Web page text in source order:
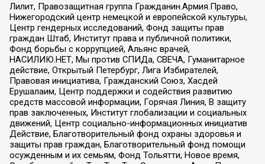
Лилит, Правозащитная группа Гражданин.Армия.Право,
Нижегородский центр немецкой и европейской культуры,
Центр гендерных исследований, Фонд защиты прав
граждан Штаб, Институт права и публичной политики,
Фонд борьбы с коррупцией, Альянс врачей,
НАСИЛИЮ.НЕТ, Мы против СПИДа, СВЕЧА, Гуманитарное
действие, Открытый Петербург, Лига Избирателей,
Правовая инициатива, Гражданский Союз, Хасдей
Ерушалаим, Центр поддержки и содействия развитию
средств массовой информации, Горячая Линия, В защиту
прав заключенных, Институт глобализации и социальных
движений, Центр социально-информационных инициатив
Действие, Благотворительный фонд охраны здоровья и
защиты прав граждан, Благотворительный фонд помощи
осужденным и их семьям, Фонд Тольятти, Новое время,